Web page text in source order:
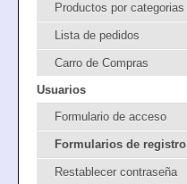
Productos por categorias
Lista de pedidos
Carro de Compras
Usuarios
Formulario de acceso
Formularios de registro
Restablecer contraseña